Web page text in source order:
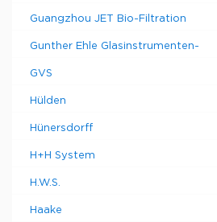
Guangzhou JET Bio-Filtration
Gunther Ehle Glasinstrumenten-
GVS
Hülden
Hünersdorff
H+H System
H.W.S.
Haake